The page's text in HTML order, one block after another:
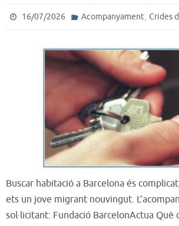
16/07/2026 Acompanyament, Crides
Buscar habitació a Barcelona és
ets un jove migrant nouvingut.
sol·licitant: Fundació BarcelonActua Què